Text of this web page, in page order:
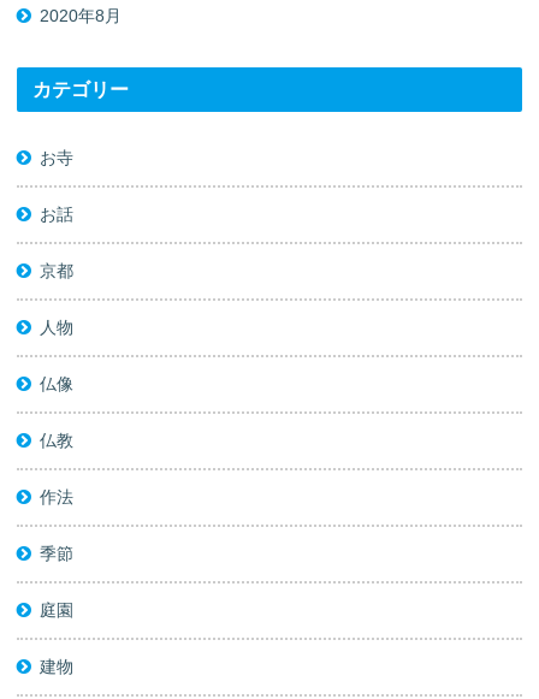
2020年8月
カテゴリー
お寺
お話
京都
人物
仏像
仏教
作法
季節
庭園
建物